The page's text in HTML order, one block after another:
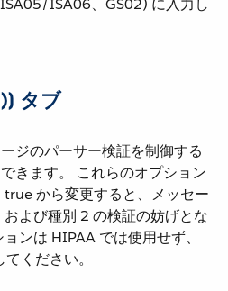
ISA06、GS02) に入力し
タブ
ジのパーサー検証を制御する
きます。 これらのオプション
から変更すると、メッセー
よび種別 2 の検証の妨げとな
ンは HIPAA では使用せず、
ください。